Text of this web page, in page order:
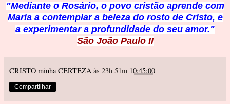
"Mediante o Rosário, o povo cristão aprende com
Maria a contemplar a beleza do rosto de Cristo, e
a experimentar a profundidade do seu amor."
São João Paulo II
CRISTO minha CERTEZA às 23h 51m 10:45:00
Compartilhar